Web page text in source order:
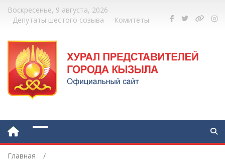
Воскресенье, 9 августа, 2026
Депутаты шестого созыва
Комитеты
Главная